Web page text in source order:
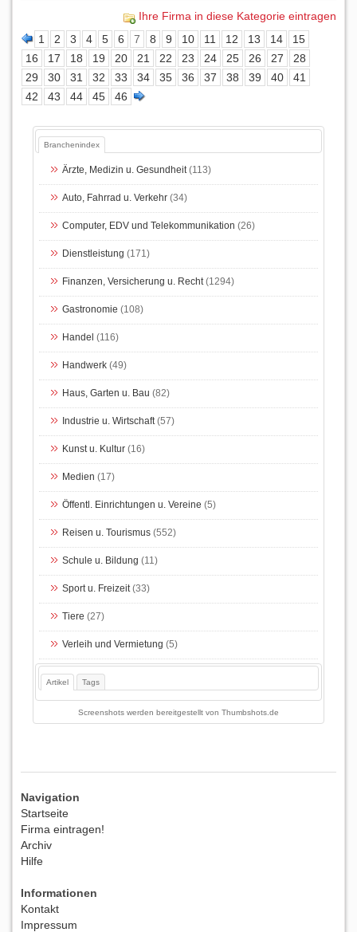
Ihre Firma in diese Kategorie eintragen
1
2 3 4 5 6 7 8 9 10 11 12 13 14
15
16
17 18 19 20 21 22 23 24 25 26 27
28
29
30 31 32 33 34 35 36 37 38 39 40
41
42
43 44 45 46
Branchenindex
Ärzte, Medizin u. Gesundheit(113)
Auto, Fahrrad u. Verkehr (34)
Computer, EDV und Telekommunikation (26)
Dienstleistung (171)
Finanzen, Versicherung u. Recht(1294)
Gastronomie (108)
Handel (116)
Handwerk (49)
Haus, Garten u. Bau (82)
Industrie u. Wirtschaft(57)
Kunst u. Kultur (16)
Medien (17)
Öffentl. Einrichtungen u. Vereine (5)
Reisen u. Tourismus (552)
Schule u. Bildung (11)
Sport u. Freizeit(33)
Tiere (27)
Verleih und Vermietung (5)
Artikel Tags
Screenshots werden bereitgestellt von Thumbshots.de
Navigation
Startseite
Firma eintragen!
Archiv
Hilfe
Informationen
Kontakt
Impressum